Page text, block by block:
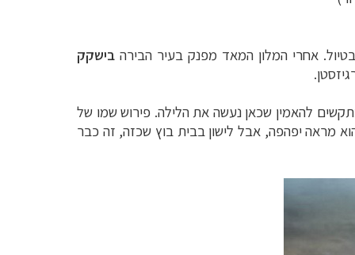
אחרי המלון המאד מפנק בעיר הבירה בישקק
להאמין שכאן נעשה את הלילה. פירוש שמו של
מראה יפהפה, אבל לישון בבית בוץ שכזה, זה כבר